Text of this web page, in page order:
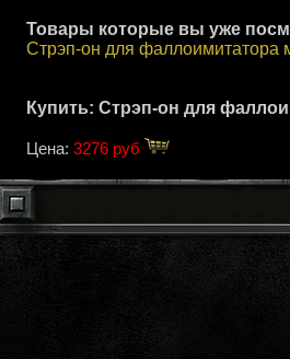
Товары которые вы уже
Стрэп-он для фаллоимитатора
Купить: Стрэп-он для
Цена: 3276 руб